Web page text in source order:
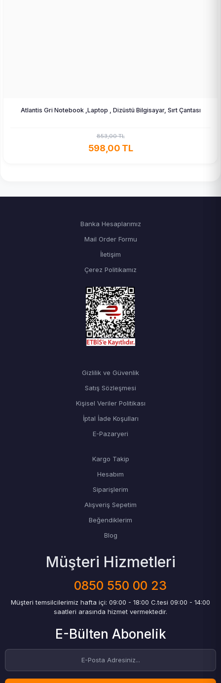
Atlantis Gri Notebook ,Laptop , Dizüstü Bilgisayar, Sırt Çantası
853,00 TL
598,00 TL
Banka Hesaplarımız
Mail Order Formu
İletişim
Çerez Politikamız
Gizlilik ve Güvenlik
Satış Sözleşmesi
Kişisel Veriler Politikası
İptal İade Koşulları
E-Pazaryeri
Kargo Takip
Hesabım
Siparişlerim
Alışveriş Sepetim
Beğendiklerim
Blog
Müşteri Hizmetleri
0850 550 00 23
Müşteri temsilcilerimiz hafta içi: 09:00 - 18:00 C.tesi 09:00 - 14:00
saatleri arasında hizmet vermektedir.
E-Bülten Abonelik